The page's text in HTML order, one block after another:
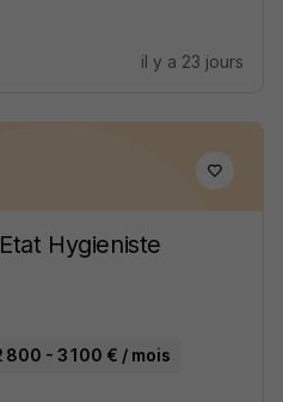
il y a 23 jours
Hygieniste
800 - 3 100 € / mois